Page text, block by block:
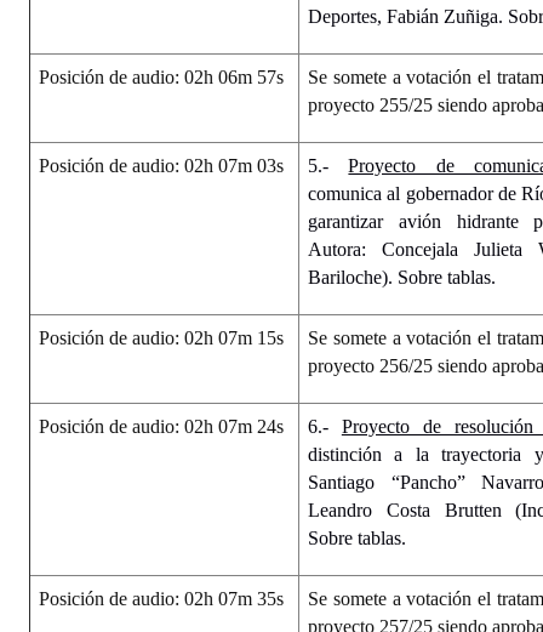
Deportes, Fabián Zuñiga.
Posición de audio: 02h 06m 57s
Se somete a votación el
proyecto 255/25 siendo
Posición de audio: 02h 07m 03s 5.-Proyecto de
comunica al gobernador de
garantizar avión hidrante
Autora: Concejala Julieta
Bariloche). Sobre tablas.
Posición de audio: 02h 07m 15s
Se somete a votación el
proyecto 256/25 siendo
Posición de audio: 02h 07m 24s 6.- Proyecto de resolución
distinción a la trayectoria
Santiago “Pancho”
Leandro Costa Brutten
Sobre tablas.
Posición de audio: 02h 07m 35s
Se somete a votación el
proyecto 257/25 siendo